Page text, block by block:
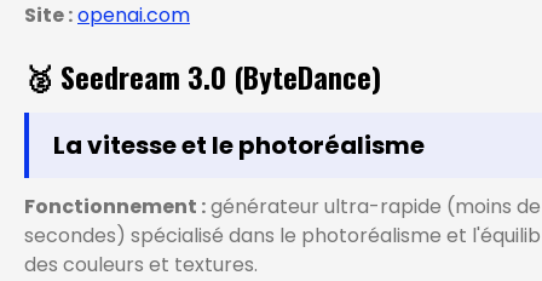
Site :openai.com
🥈 Seedream 3.0 (ByteDance)
La vitesse et le photoréalisme
Fonctionnement :générateur ultra-rapide (moins
secondes) spécialisé dans le photoréalisme et
des couleurs et textures.